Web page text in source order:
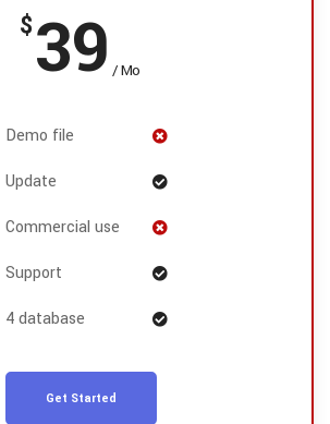
$39/ Mo
Demo file
Update
Commercial use
Support
4 database
Get Started